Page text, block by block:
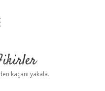
kaçanı yakala.